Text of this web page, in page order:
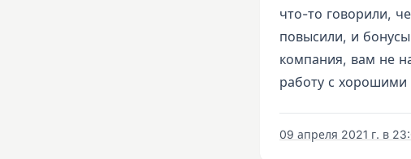
что-то говорили,
повысили, и
компания, вам не
работу с хорошими
09 апреля 2021 г. в